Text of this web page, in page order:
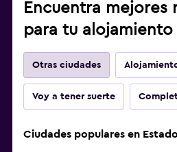
Encuentra mejores
para tu alojamiento
Otras ciudades
Voy a tener suerte
Ciudades populares en